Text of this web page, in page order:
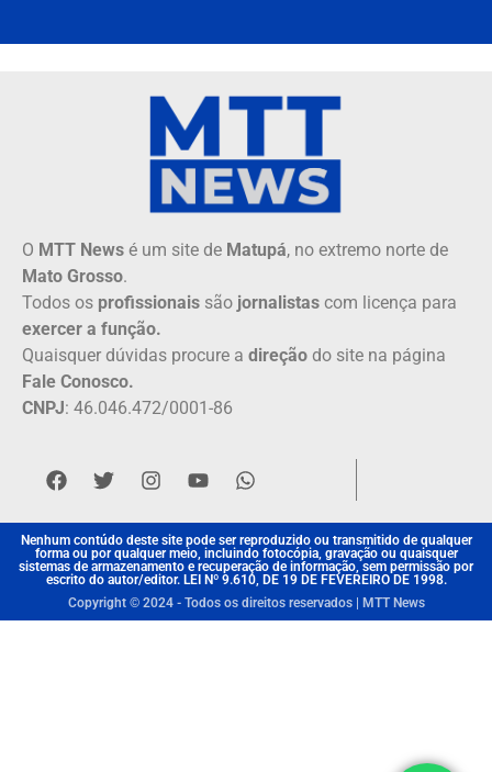
O MTT News é um site de Matupá, no extremo norte de
Mato Grosso.
Todos os profissionais são jornalistas com licença para
exercer a função.
Quaisquer dúvidas procure a direção do site na página
Fale Conosco.
CNPJ: 46.046.472/0001-86
Nenhum contúdo deste site pode ser reproduzido ou transmitido de qualquer
forma ou por qualquer meio, incluindo fotocópia, gravação ou quaisquer
sistemas de armazenamento e recuperação de informação, sem permissão por
escrito do autor/editor. LEI Nº 9.610, DE 19 DE FEVEREIRO DE 1998.
Copyright © 2024 - Todos os direitos reservados | MTT News